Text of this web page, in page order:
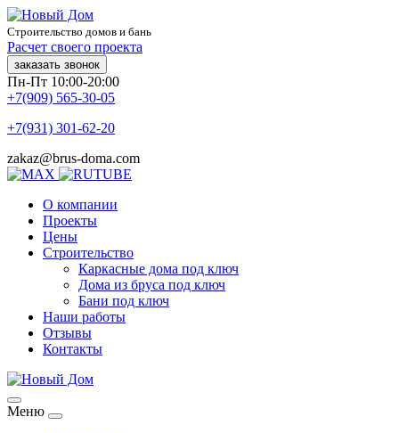
Строительство домов и бань
Расчет своего проекта
заказать звонок
Пн-Пт 10:00-20:00
+7(909) 565-30-05
+7(931) 301-62-20
zakaz@brus-doma.com
О компании
Проекты
Цены
Строительство
Каркасные дома под ключ
Дома из бруса под ключ
Бани под ключ
Наши работы
Отзывы
Контакты
Меню